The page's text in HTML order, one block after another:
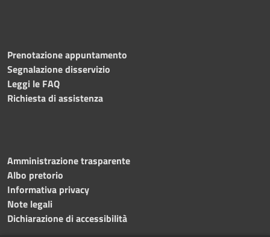
Prenotazione appuntamento
Segnalazione disservizio
Leggi le FAQ
Richiesta di assistenza
Amministrazione trasparente
Albo pretorio
Informativa privacy
Note legali
Dichiarazione di accessibilità